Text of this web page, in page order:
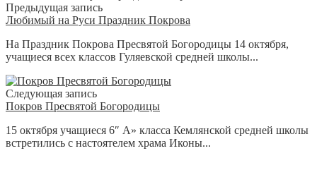
Предыдущая запись
Любимый на Руси Праздник Покрова
На Праздник Покрова Пресвятой Богородицы 14 октября,
учащиеся всех классов Гуляевской средней школы...
Следующая запись
Покров Пресвятой Богородицы
15 октября учащиеся 6″ А» класса Кемлянской средней школы
встретились с настоятелем храма Иконы...